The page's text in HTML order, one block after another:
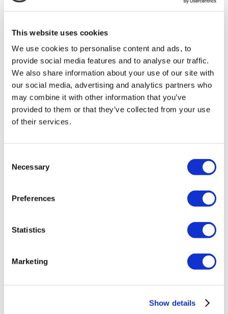
This website uses cookies
We use cookies to personalise content and ads, to
provide social media features and to analyse our traffic.
We also share information about your use of our site with
our social media, advertising and analytics partners who
may combine it with other information that you’ve
provided to them or that they’ve collected from your use
of their services.
Selection
Necessary
Preferences
Statistics
Marketing
Show details
12276).
Todos los tratamientos son realizados por una institución de
salud certificada en turismo de salud.
A Cerca de Nosotros
¿Cómo funciona?
Guía Preoperatoria
Autores & revisores
Flymedi Programa de Referidos
Planes De Pago
PQRS
Políticas de Privacidad
Términos y Condiciones
Agregue Su Clínica